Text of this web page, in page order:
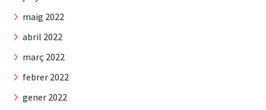
maig 2022
abril 2022
març 2022
febrer 2022
gener 2022